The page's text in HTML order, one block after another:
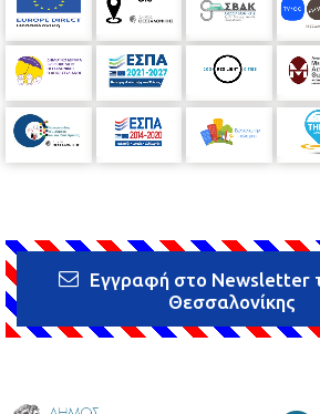
Εγγραφή στο Newsletter
Θεσσαλονίκης